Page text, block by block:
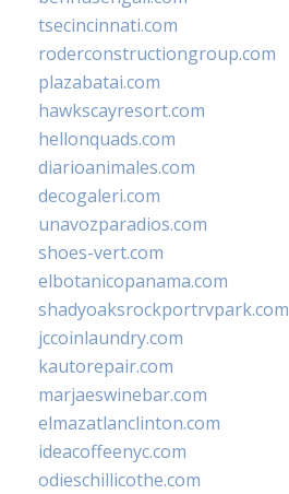
tsecincinnati.com
roderconstructiongroup.com
plazabatai.com
hawkscayresort.com
hellonquads.com
diarioanimales.com
decogaleri.com
unavozparadios.com
shoes-vert.com
elbotanicopanama.com
shadyoaksrockportrvpark.com
jccoinlaundry.com
kautorepair.com
marjaeswinebar.com
elmazatlanclinton.com
ideacoffeenyc.com
odieschillicothe.com